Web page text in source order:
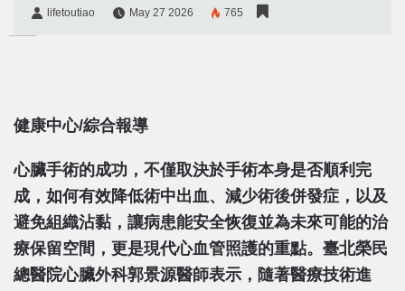
lifetoutiao May 27 2026 765
健康中心/綜合報導
心臟手術的成功，不僅取決於手術本身是否順利完
成，如何有效降低術中出血、減少術後併發症，以及
避免組織沾黏，讓病患能安全恢復並為未來可能的治
療保留空間，更是現代心血管照護的重點。臺北榮民
總醫院心臟外科郭景源醫師表示，隨著醫療技術進